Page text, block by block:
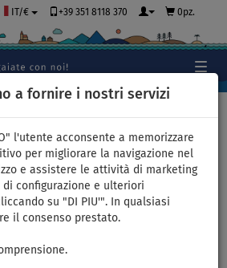
a fornire i nostri servizi
l'utente acconsente a memorizzare
per migliorare la navigazione nel
e assistere le attività di marketing
di configurazione e ulteriori
su "DI PIU'". In qualsiasi
il consenso prestato.
IT/€ +39 351 8118 370 0pz.
BLACK
- taglia: XXL